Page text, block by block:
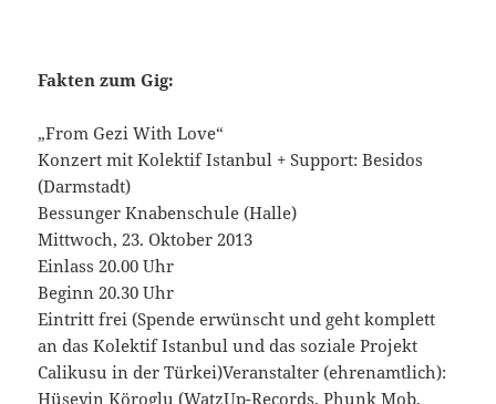
Fakten zum Gig:
„From Gezi With Love“
Konzert mit Kolektif Istanbul + Support: Besidos
(Darmstadt)
Bessunger Knabenschule (Halle)
Mittwoch, 23. Oktober 2013
Einlass 20.00 Uhr
Beginn 20.30 Uhr
Eintritt frei (Spende erwünscht und geht komplett
an das Kolektif Istanbul und das soziale Projekt
Calikusu in der Türkei)Veranstalter (ehrenamtlich):
Hüseyin Köroglu (WatzUp-Records, Phunk Mob,